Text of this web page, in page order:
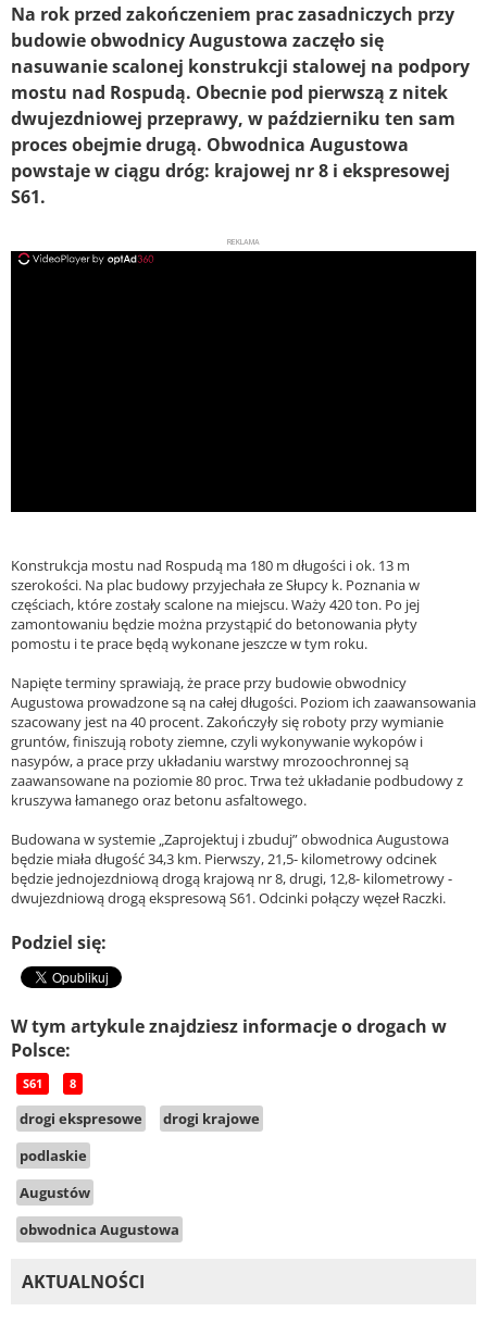
Na rok przed zakończeniem prac zasadniczych przy
budowie obwodnicy Augustowa zaczęło się
nasuwanie scalonej konstrukcji stalowej na podpory
mostu nad Rospudą. Obecnie pod pierwszą z nitek
dwujezdniowej przeprawy, w październiku ten sam
proces obejmie drugą. Obwodnica Augustowa
powstaje w ciągu dróg: krajowej nr 8 i ekspresowej
S61.
REKLAMA
Konstrukcja mostu nad Rospudą ma 180 m długości i ok. 13 m
szerokości. Na plac budowy przyjechała ze Słupcy k. Poznania w
częściach, które zostały scalone na miejscu. Waży 420 ton. Po jej
zamontowaniu będzie można przystąpić do betonowania płyty
pomostu i te prace będą wykonane jeszcze w tym roku.
Napięte terminy sprawiają, że prace przy budowie obwodnicy
Augustowa prowadzone są na całej długości. Poziom ich zaawansowania
szacowany jest na 40 procent. Zakończyły się roboty przy wymianie
gruntów, finiszują roboty ziemne, czyli wykonywanie wykopów i
nasypów, a prace przy układaniu warstwy mrozoochronnej są
zaawansowane na poziomie 80 proc. Trwa też układanie podbudowy z
kruszywa łamanego oraz betonu asfaltowego.
Budowana w systemie „Zaprojektuj i zbuduj” obwodnica Augustowa
będzie miała długość 34,3 km. Pierwszy, 21,5- kilometrowy odcinek
będzie jednojezdniową drogą krajową nr 8, drugi, 12,8- kilometrowy -
dwujezdniową drogą ekspresową S61. Odcinki połączy węzeł Raczki.
Podziel się:
W tym artykule znajdziesz informacje o drogach w
Polsce:
S61 8
drogi ekspresowe
drogi krajowe
podlaskie
Augustów
obwodnica Augustowa
AKTUALNOŚCI